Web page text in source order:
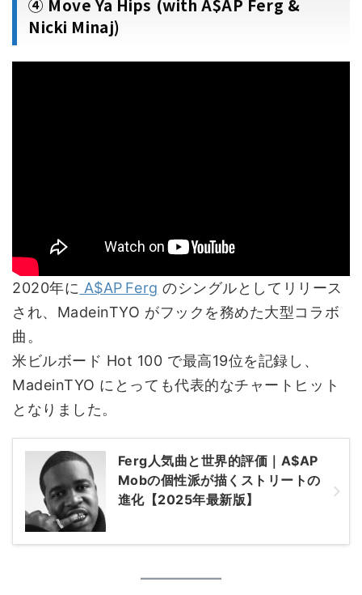
Nicki Minaj)
2020年に A$AP Ferg のシングルとしてリリース
され、MadeinTYO がフックを務めた大型コラボ
曲。
米ビルボード Hot 100 で最高19位を記録し、
MadeinTYO にとっても代表的なチャートヒット
となりました。
Ferg人気曲と世界的評価｜A$AP
Mobの個性派が描くストリートの
進化【2025年最新版】